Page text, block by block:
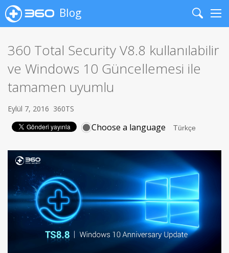
Blog
Search
360 Total Security V8.8 kullanılabilir
ve Windows 10 Güncellemesi ile
tamamen uyumlu
Eylül 7, 2016 360TS
Choose a language